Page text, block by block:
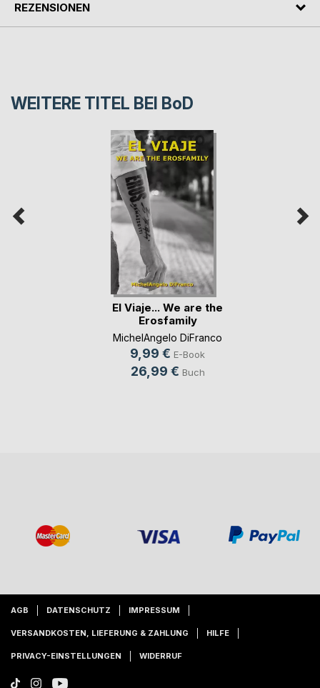
REZENSIONEN
WEITERE TITEL BEI BoD
El Viaje... We are the
Erosfamily
MichelAngelo DiFranco
9,99 € E-Book
26,99 € Buch
AGB DATENSCHUTZ IMPRESSUM
VERSANDKOSTEN, LIEFERUNG & ZAHLUNG HILFE
PRIVACY-EINSTELLUNGEN WIDERRUF